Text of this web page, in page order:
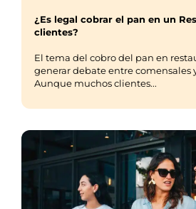
¿Es legal cobrar el pan en un
clientes?
El tema del cobro del pan en
generar debate entre comensales
Aunque muchos clientes...